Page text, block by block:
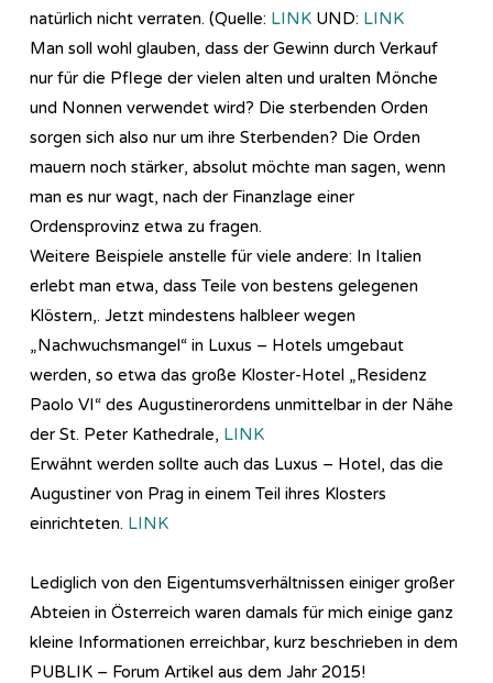
natürlich nicht verraten. (Quelle: LINK UND: LINK
Man soll wohl glauben, dass der Gewinn durch Verkauf
nur für die Pflege der vielen alten und uralten Mönche
und Nonnen verwendet wird? Die sterbenden Orden
sorgen sich also nur um ihre Sterbenden? Die Orden
mauern noch stärker, absolut möchte man sagen, wenn
man es nur wagt, nach der Finanzlage einer
Ordensprovinz etwa zu fragen.
Weitere Beispiele anstelle für viele andere: In Italien
erlebt man etwa, dass Teile von bestens gelegenen
Klöstern,. Jetzt mindestens halbleer wegen
„Nachwuchsmangel“ in Luxus – Hotels umgebaut
werden, so etwa das große Kloster-Hotel „Residenz
Paolo VI“ des Augustinerordens unmittelbar in der Nähe
der St. Peter Kathedrale, LINK
Erwähnt werden sollte auch das Luxus – Hotel, das die
Augustiner von Prag in einem Teil ihres Klosters
einrichteten. LINK
Lediglich von den Eigentumsverhältnissen einiger großer
Abteien in Österreich waren damals für mich einige ganz
kleine Informationen erreichbar, kurz beschrieben in dem
PUBLIK – Forum Artikel aus dem Jahr 2015!